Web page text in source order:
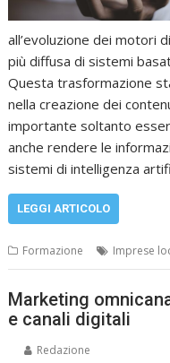
all’evoluzione dei motori
più diffusa di sistemi
Questa trasformazione
nella creazione dei
importante soltanto
anche rendere le
sistemi di intelligenza
LEGGI ARTICOLO
Formazione Imprese
Marketing
e canali digitali
Redazione